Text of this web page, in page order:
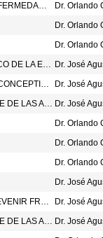
CRIOGLOBULINEMIA UN NOMBRE PARA DOS ENFERMEDADES
LA TERAPIA TRIPLE EN EL TRATAMIENTO CRÓNICO DE LA ENFERMEDAD PULMONAR OBSTRUCTIVA CRÓNICA Dr. José
ICTUS E INFARTO DE MIOCARDIO CON LOS ANTICONCEPTIVOS HORMONALES CONTEMPORÁNEOS: ESTUDIO DE COHORTE PROSPECTIVO, A NIVEL NACIONAL, DEL MUNDO REAL. BMJ 2025:388:E082801.
Dr. José
EL PACIENTE CON ELEVACIÓN LIMÍTROFE O LEVE DE LAS AMINOTRANSFERASAS Dr. José
Dr. José
LA DETECCIÓN DE LA OSTEOPOROSIS PARA PREVENIR FRACTURAS. JAMA. DOI:10.1001/JAMA.2024.21653
Dr. José
EL PACIENTE CON ELEVACIÓN LIMÍTROFE O LEVE DE LAS AMINOTRANSFERASAS Dr. José